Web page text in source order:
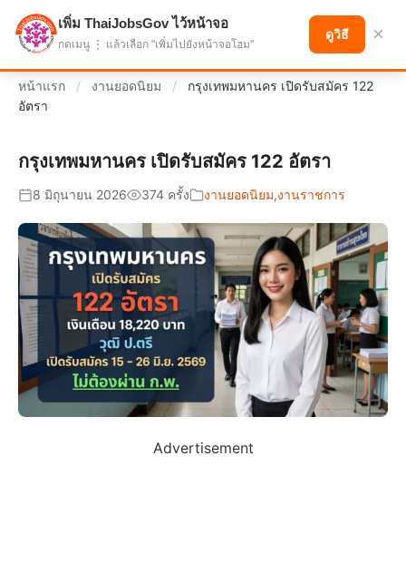
แบ่งปันโอกาส เพื่ออนาคตที่ก้าวหน้า
หน้าแรก / งานยอดนิยม /
กรุงเทพมหานคร เปิดรับสมัคร 122
อัตรา
กรุงเทพมหานคร เปิดรับสมัคร 122 อัตรา
8 มิถุนายน 2026 374 ครั้ง งานยอดนิยม,งานราชการ
Advertisement
เพิ่ม ThaiJobsGov ไว้หน้าจอ
กดเมนู ⋮ แล้วเลือก "เพิ่มไปยังหน้าจอโฮม"
ดูวิธี ×